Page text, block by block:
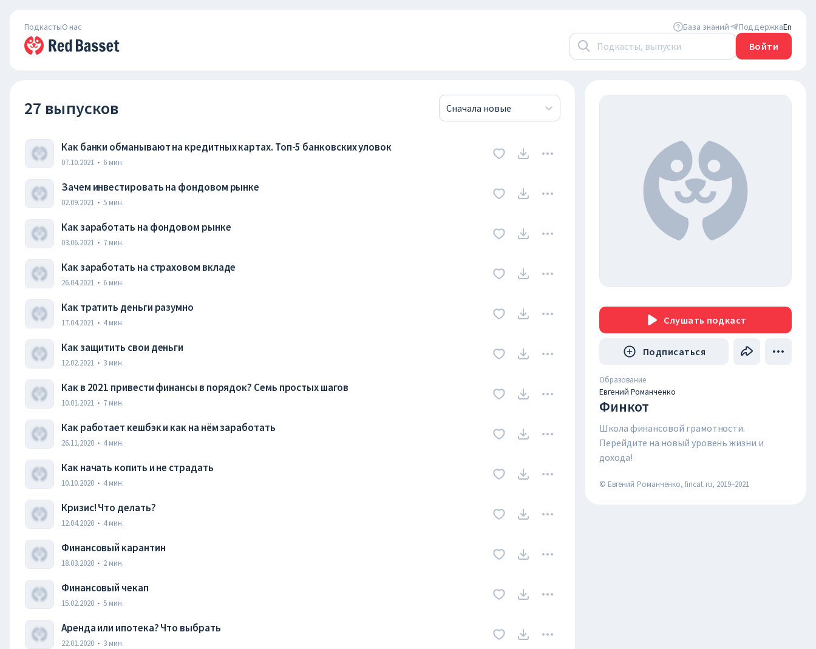
ПодкастыО нас База знаний ПоддержкаEn
Войти
27 выпусков Сначала новые
Как банки обманывают на кредитных картах. Топ-5 банковских уловок
07.10.2021 · 6 мин.
Зачем инвестировать на фондовом рынке
02.09.2021 · 5 мин.
Как заработать на фондовом рынке
03.06.2021 · 7 мин.
Как заработать на страховом вкладе
26.04.2021 · 6 мин.
Как тратить деньги разумно
17.04.2021 · 4 мин.
Как защитить свои деньги
12.02.2021 · 3 мин.
Как в 2021 привести финансы в порядок? Семь простых шагов
10.01.2021 · 7 мин.
Как работает кешбэк и как на нём заработать
26.11.2020 · 4 мин.
Как начать копить и не страдать
10.10.2020 · 4 мин.
Кризис! Что делать?
12.04.2020 · 4 мин.
Финансовый карантин
18.03.2020 · 2 мин.
Финансовый чекап
15.02.2020 · 5 мин.
Аренда или ипотека? Что выбрать
22.01.2020 · 3 мин.
Слушать подкаст
Подписаться
Образование
Евгений Романченко
Финкот
Школа финансовой грамотности.
Перейдите на новый уровень жизни и
дохода!
© Евгений Романченко, fincat.ru, 2019–2021